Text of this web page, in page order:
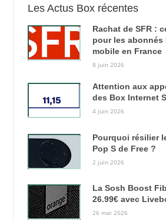
Les Actus Box récentes
Rachat de SFR :
pour les abonnés
mobile en France
8 juin 2026
Attention aux
des Box Internet
4 juin 2026
Pourquoi résilier
Pop S de Free ?
2 juin 2026
La Sosh Boost
26.99€ avec
26 mai 2026